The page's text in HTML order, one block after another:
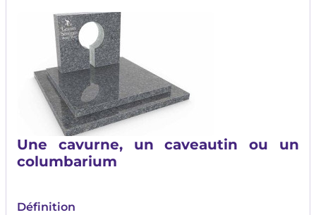
Image
Une cavurne, un caveautin ou un
columbarium
Définition